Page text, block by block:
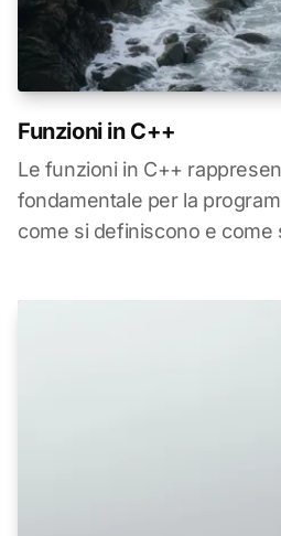
Funzioni in C++
Le funzioni in C++
fondamentale per la
come si definiscono e come